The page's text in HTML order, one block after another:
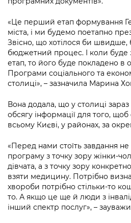
Підприємства, установи,
Kyiv International Relations
Річні звіти
Гендерна політика
Безбар'єрність
Київська міська військова
Безбар'єрність
Портал послуг
Міський застосунок Київ
Важливе під час воєнного
Уряд» – місцевий рівень»
Важливе під час воєнного
Портал даних Києва
Публічні дашборди
«Це перший етап формування
міста, і ми будемо поетапно
Звісно, що хотілося би
бюджетний процес. І коли
етап, то його буде покладено в
Програми соціального та
столиці», – зазначила Марина
Вона додала, що у столиці
обсягу інформації для того,
всьому Києві, у районах, за
«Перед нами стоїть завдання
програму з точку зору жінки-
дівчата, а з точку зору
взяти медицину. Потрібно
хвороби потрібно стільки-то
то. А якщо це ще й люди з
інший спектр послуг», –